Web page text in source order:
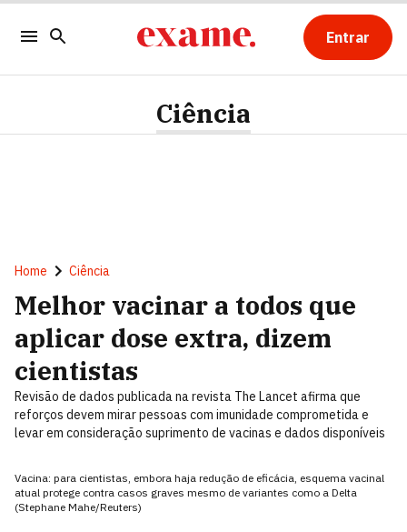
Entrar
Ciência
Home Ciência
Melhor vacinar a todos que
aplicar dose extra, dizem
cientistas
Revisão de dados publicada na revista The Lancet afirma que
reforços devem mirar pessoas com imunidade comprometida e
levar em consideração suprimento de vacinas e dados disponíveis
Vacina: para cientistas, embora haja redução de eficácia, esquema vacinal
atual protege contra casos graves mesmo de variantes como a Delta
(Stephane Mahe/Reuters)